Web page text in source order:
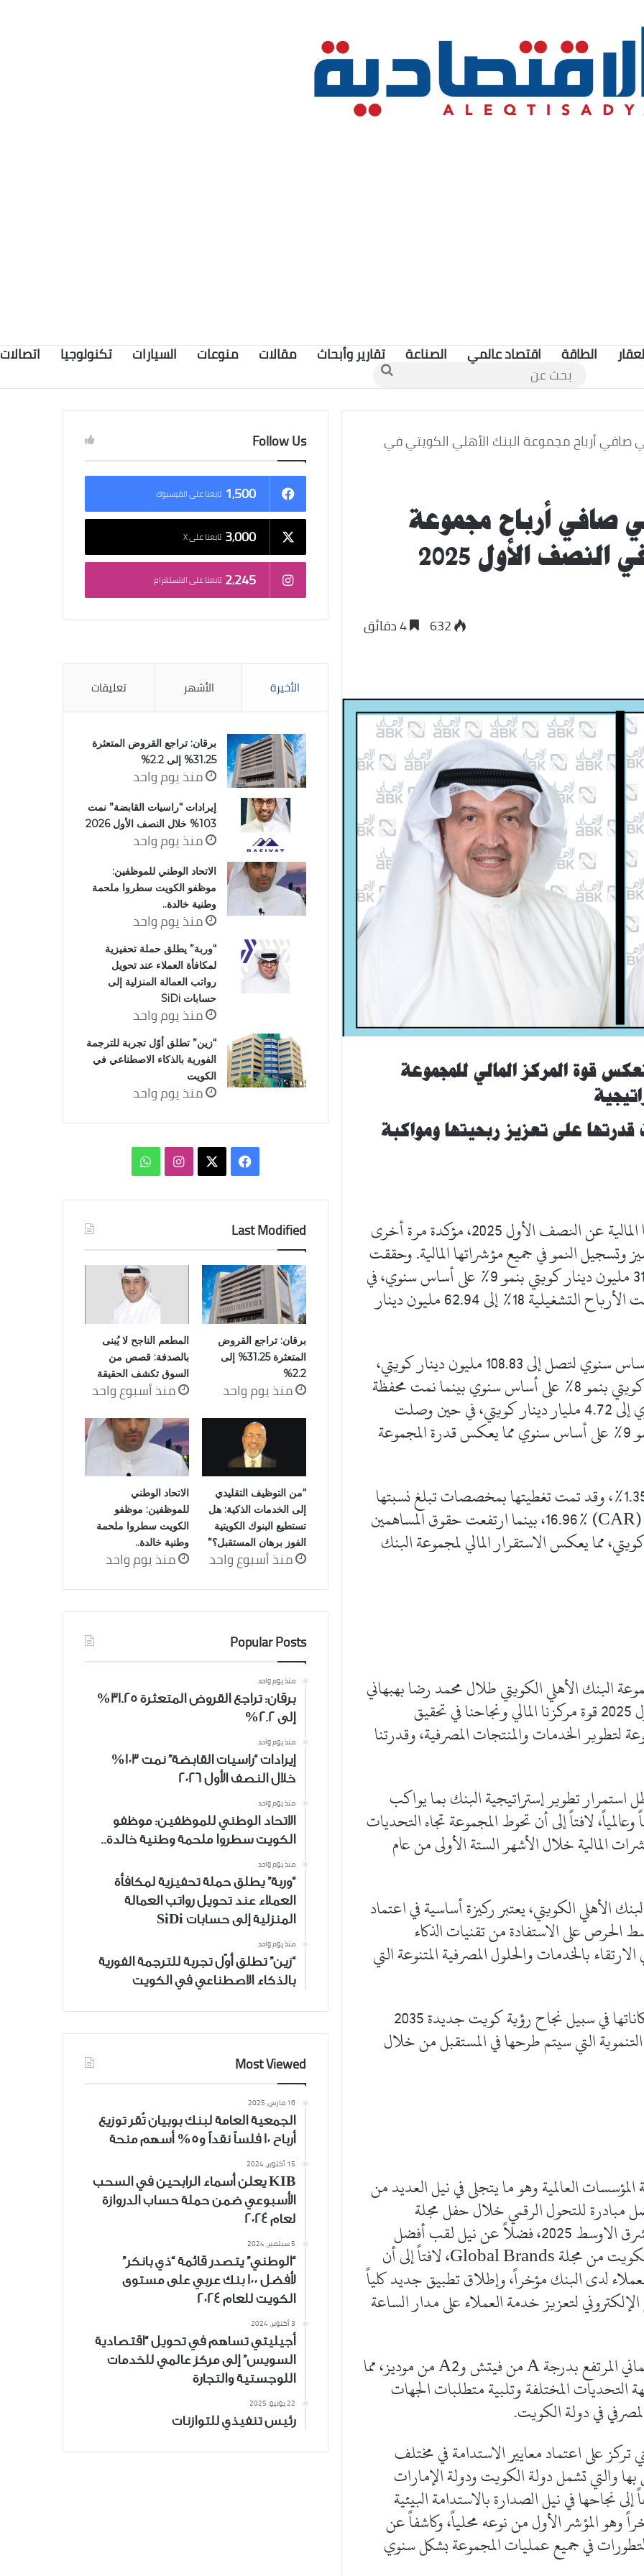
الطاقة اقتصاد عالمي الصناعة تقارير وأبحاث مقالات منوعات السيارات تكنولوجيا اتصالات
بحث
عن
صافي أرباح مجموعة البنك الأهلي الكويتي في
صافي أرباح مجموعة
الأول 2025
632
قوة المركز المالي للمجموعة
قدرتها على تعزيز ربحيتها ومواكبة
أعلنت مجموعة البنك الأهلي الكويتي نتائجها المالية عن النصف الأول 2025، مؤكدة مرة أخرى
وتسجيل النمو في جميع مؤشراتها المالية. وحققت
المجموعة صافي أرباح للمساهمين بقيمة 31.73 مليون دينار كويتي بنمو 9% على أساس سنوي، في
حين بلغت ربحية السهم 11 فلساً، بينما ارتفعت الأرباح التشغيلية 18% إلى 62.94 مليون دينار
وزادت الإيرادات التشغيلية بنسبة 8% على أساس سنوي لتصل إلى 108.83 مليون دينار كويتي،
في حين بلغ إجمالي الأصول 7.19 مليار دينار كويتي بنمو 8% على أساس سنوي بينما نمت محفظة
القروض والسلف بنسبة 5% على أساس سنوي إلى 4.72 مليار دينار كويتي، في حين وصلت
ودائع العملاء إلى 4.32 مليار دينار كويتي بنمو 9% على أساس سنوي مما يعكس قدرة المجموعة
ووصلت نسبة القروض المتعثرة (NPL) إلى 1.35%، وقد تمت تغطيتها بمخصصات تبلغ نسبتها
447%، في حين بلغت نسبة كفاية رأس المال (CAR) 16.96%، بينما ارتفعت حقوق المساهمين
635.38 مليون دينار كويتي، مما يعكس الاستقرار المالي لمجموعة البنك
البنك الأهلي الكويتي طلال محمد رضا بهبهاني
“تعكس نتائجنا المسجلة خلال النصف الأول 2025 قوة مركزنا المالي ونجاحنا في تحقيق
الخدمات والمنتجات المصرفية، وقدرتنا
استمرار تطوير إستراتيجية البنك بما يواكب
لافتاً إلى أن تحوط المجموعة تجاه التحديات
المالية خلال الأشهر الستة الأولى من عام
الأهلي الكويتي، يعتبر ركيزة أساسية في اعتماد
الحرص على الاستفادة من تقنيات الذكاء
بالخدمات والحلول المصرفية المتنوعة التي
وأكد بهبهاني على أن المجموعة تضع جميع إمكاناتها في سبيل نجاح رؤية كويت جديدة 2035
التي سيتم طرحها في المستقبل من خلال
العالمية وهو ما يتجلى في نيل العديد من
مبادرة للتحول الرقمي خلال حفل مجلة
MEED العالمية للتميز المصرفي في منطقة الشرق الاوسط 2025، فضلاً عن نيل لقب أفضل
مركز اتصال في القطاع المصرفي داخل دولة الكويت من مجلة Global Brands، لافتاً إلى أن
لدى البنك مؤخراً، وإطلاق تطبيق جديد كلياً
الإلكتروني لتعزيز خدمة العملاء على مدار الساعة
وتابع أن المجموعة حافظت على تقييمها الائتماني المرتفع بدرجة A من فيتش وA2 من موديز، مما
التحديات المختلفة وتلبية متطلبات الجهات
في دولة الكويت.
تركز على اعتماد معايير الاستدامة في مختلف
بها والتي تشمل دولة الكويت ودولة الإمارات
نجاحها في نيل الصدارة بالاستدامة البيئية
المؤشر الأول من نوعه محلياً، وكاشفاً عن
في جميع عمليات المجموعة بشكل سنوي
Follow Us
1٬500 تابعنا على الفيسبوك
3٬000 تابعنا على X
2٬245 تابعنا على الانستغرام
الأخيرة الأشهر تعليقات
برقان: تراجع القروض المتعثرة
31.25% إلى 2.2%
منذ يوم واحد
إيرادات “راسيات القابضة” نمت
103% خلال النصف الأول 2026
منذ يوم واحد
الاتحاد الوطني للموظفين:
موظفو الكويت سطروا ملحمة
وطنية خالدة..
منذ يوم واحد
“وربة” يطلق حملة تحفيزية
لمكافأة العملاء عند تحويل
رواتب العمالة المنزلية إلى
حسابات SiDi
منذ يوم واحد
“زين” تطلق أوّل تجربة للترجمة
الفورية بالذكاء الاصطناعي في
الكويت
منذ يوم واحد
فيسبوك انستقرامواتساب
Last Modified
برقان: تراجع القروض
المتعثرة 31.25% إلى
2.2%
منذ يوم واحد
المطعم الناجح لا يُبنى
بالصدفة: قصص من
السوق تكشف الحقيقة
منذ أسبوع واحد
“من التوظيف التقليدي
إلى الخدمات الذكية: هل
تستطيع البنوك الكويتية
الفوز برهان المستقبل؟”
منذ أسبوع واحد
الاتحاد الوطني
للموظفين: موظفو
الكويت سطروا ملحمة
وطنية خالدة..
منذ يوم واحد
Popular Posts
منذ يوم واحد
برقان: تراجع القروض المتعثرة 31.25%
إلى 2.2%
منذ يوم واحد
إيرادات “راسيات القابضة” نمت 103%
خلال النصف الأول 2026
منذ يوم واحد
الاتحاد الوطني للموظفين: موظفو
الكويت سطروا ملحمة وطنية خالدة..
منذ يوم واحد
“وربة” يطلق حملة تحفيزية لمكافأة
العملاء عند تحويل رواتب العمالة
المنزلية إلى حسابات SiDi
منذ يوم واحد
“زين” تطلق أوّل تجربة للترجمة الفورية
بالذكاء الاصطناعي في الكويت
Most Viewed
16 مارس، 2025
الجمعية العامة لبنك بوبيان تُقر توزيع
أرباح 10 فلساً نقداً و5% أسهم منحة
15 أكتوبر، 2024
KIB يعلن أسماء الرابحين في السحب
الأسبوعي ضمن حملة حساب الدروازة
لعام 2024
5 سبتمبر، 2024
“الوطني” يتصدر قائمة “ذي بانكر”
لأفضل 100 بنك عربي على مستوى
الكويت للعام 2024
3 أكتوبر، 2024
أجيليتي تساهم في تحويل “اقتصادية
السويس” إلى مركز عالمي للخدمات
اللوجستية والتجارة
22 يونيو، 2025
رئيس تنفيذي للتوازنات